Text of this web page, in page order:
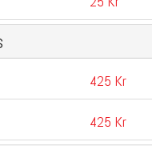
425 Kr
425 Kr